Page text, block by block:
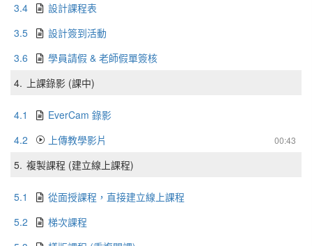
3.4
設計課程表
3.5
設計簽到活動
3.6
學員請假 & 老師假單簽核
4.
上課錄影 (課中)
4.1
EverCam 錄影
4.2
00:43
上傳教學影片
5. 複製課程 (建立線上課程)
5.1
從面授課程，直接建立線上課程
5.2
梯次課程